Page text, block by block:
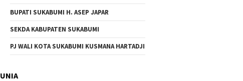
Bupati Asep Japar Tegaskan
Perkuat
Pembangunan dalam Rapat
PT Amerta Indah Otsuka
Satukan Pelajar Indonesia–
Jepang Lewat Pertukaran
BUPATI SUKABUMI H. ASEP JAPAR
SEKDA KABUPATEN SUKABUMI
PJ WALI KOTA SUKABUMI KUSMANA HARTADJI